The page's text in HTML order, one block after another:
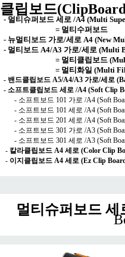
클립보드
- 멀티슈퍼보드 세로 /A4 (Multi
= 멀티수퍼보드
- 뉴멀티보드 가로/세로 A4 (New
- 멀티보드 A4/A3 가로/세로 (Multi
= 멀티클립보드 (Multi
= 멀티화일 (Multi
- 밴드클립보드 A5/A4/A3 가로/세로
- 소프트클립보드 세로 /A4 (Soft Clip
- 소프트보드 101 가로 /A4 (Soft
- 소프트보드 101 세로 /A4 (Soft
- 소프트보드 201 세로 /A4 (Soft
- 소프트보드 301 가로 /A3 (Soft
- 소프트보드 301 세로 /A3 (Soft
- 칼라클립보드 A4 세로 (Color Clip
- 이지클립보드 A4 세로 (Ez Clip
멀티슈퍼보드 세